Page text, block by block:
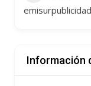
Información